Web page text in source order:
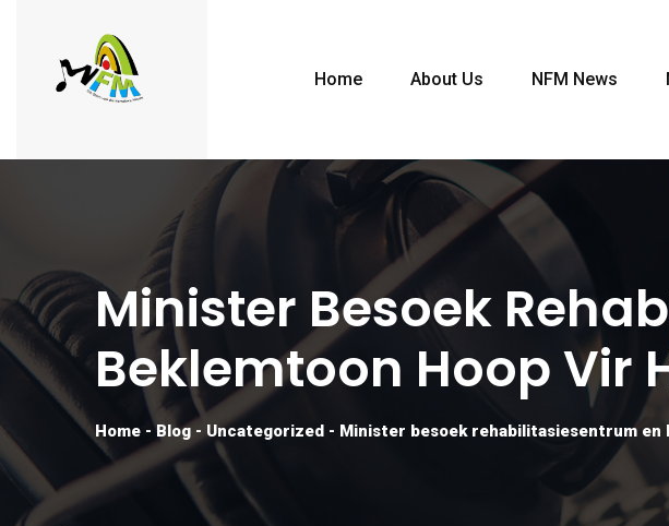
Home About Us NFM News
Minister Besoek
Beklemtoon Hoop Vir
Home -Blog - Uncategorized - Minister besoek rehabilitasiesentrum